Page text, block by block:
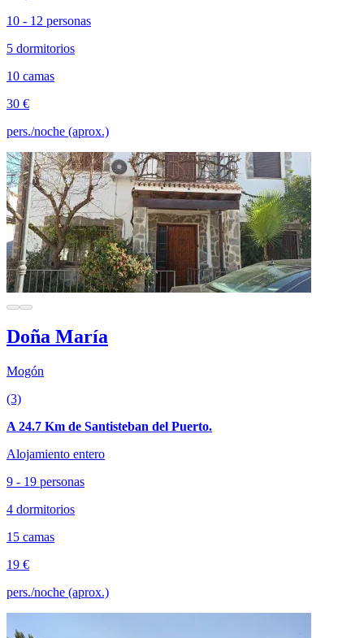
10 - 12 personas
5 dormitorios
10 camas
30 €
pers./noche (aprox.)
Doña María
Mogón
(3)
A 24.7 Km de Santisteban del Puerto.
Alojamiento entero
9 - 19 personas
4 dormitorios
15 camas
19 €
pers./noche (aprox.)